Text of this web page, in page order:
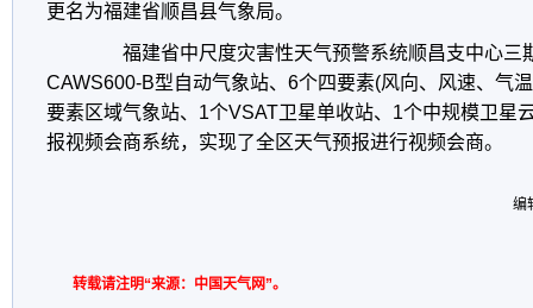
更名为福建省顺昌县气象局。
福建省中尺度灾害性天气预警系统顺昌支中心三
CAWS600-B型自动气象站、6个四要素(风向、风速、气
要素区域气象站、1个VSAT卫星单收站、1个中规模卫星
报视频会商系统，实现了全区天气预报进行视频会商。
编
转载请注明“来源：中国天气网”。